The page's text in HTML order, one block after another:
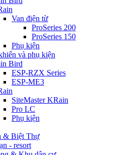
Van điện từ
ProSeries 200
ProSeries 150
Phụ kiện
và phụ kiện
Bird
ESP-RZX Series
ESP-ME3
SiteMaster KRain
Pro LC
Phụ kiện
& Biệt Thự
- resort